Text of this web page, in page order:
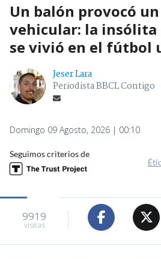
Un balón provocó
vehicular: la insólita
se vivió en el fútbol
Jeser Lara
Periodista BBCL Contigo
Domingo 09 Agosto, 2026 | 00:10
Seguimos criterios de
9919
visitas